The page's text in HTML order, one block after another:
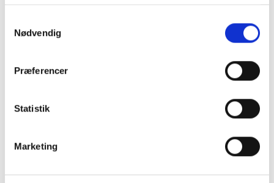
Nødvendig
Præferencer
Statistik
Marketing